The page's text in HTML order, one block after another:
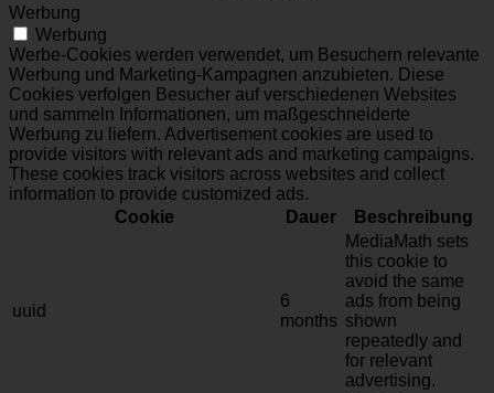
Werbung
Werbung
Werbe-Cookies werden verwendet, um Besuchern relevante
Werbung und Marketing-Kampagnen anzubieten. Diese
Cookies verfolgen Besucher auf verschiedenen Websites
und sammeln Informationen, um maßgeschneiderte
Werbung zu liefern. Advertisement cookies are used to
provide visitors with relevant ads and marketing campaigns.
These cookies track visitors across websites and collect
information to provide customized ads.
Cookie
Dauer Beschreibung
uuid
6
months
MediaMath sets
this cookie to
avoid the same
ads from being
shown
repeatedly and
for relevant
advertising.